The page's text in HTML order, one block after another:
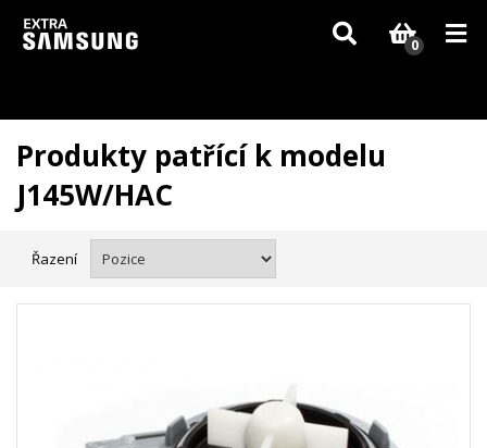
Vzhledem k aktuální situaci se může dodání dílů, které nejsou skladem,
zpozdit. Děkujeme za pochopení.
0
Produkty patřící k modelu
J145W/HAC
Řazení